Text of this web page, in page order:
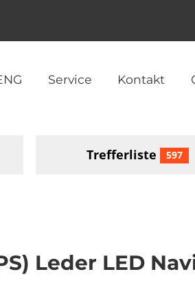
Service Kontakt
Trefferliste 597
Leder LED